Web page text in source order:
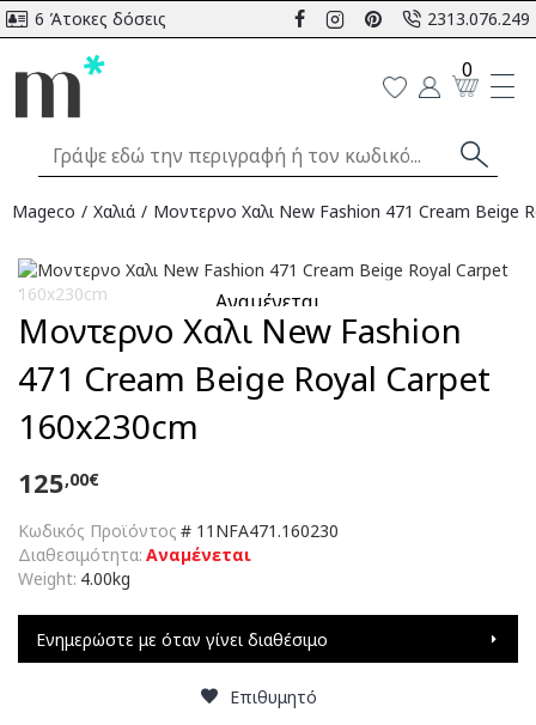
6 Άτοκες δόσεις 2313.076.249
0
Mageco Χαλιά Μοντερνο Χαλι New Fashion 471 Cream Beige
Αναμένεται
Μοντερνο Χαλι New Fashion
471 Cream Beige Royal Carpet
160x230cm
Κωδικός Προϊόντος # 11NFA471.160230
Διαθεσιμότητα: Αναμένεται
Weight: 4.00kg
125,00€
Ενημερώστε με όταν γίνει διαθέσιμο
Επιθυμητό